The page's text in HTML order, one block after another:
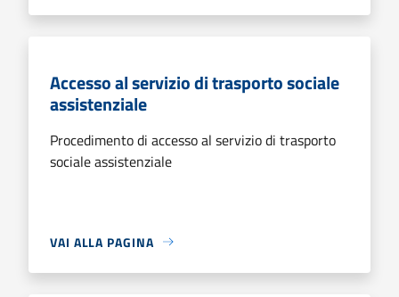
Accesso al servizio di trasporto sociale
assistenziale
Procedimento di accesso al servizio di trasporto
sociale assistenziale
VAI ALLA PAGINA